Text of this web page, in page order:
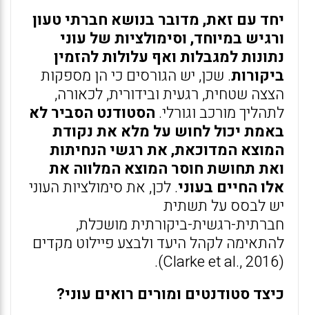
יחד עם זאת, מדובר בנושא חברתי טעון
ורגיש במיוחד, וסימולציות של עוני
נתונות למגבלות ואף עלולות להזמין
ביקורות. שכן, יש הגורסים כי הן מספקות
הצצה שטחית, רגעית ובידורית, לכאורה,
לתהליך מורכב וגורלי. הסטודנט הסביר לא
באמת יכול לחוש על מלא את נקודת
המוצא המדוכאת, את רגשי הנחיתות
ואת תחושת חוסר המוצא המלווה את
אלו החיים בעוני. לכן, את סימולציות העוני
יש לבסס על תשתית
חברתית-רגשית-ביקורתית מושכלת,
להתאימה לקהל היעד ולבצע פיילוט מקדים
(Clarke et al., 2016).
כיצד סטודנטים ומורים רואים עוני?